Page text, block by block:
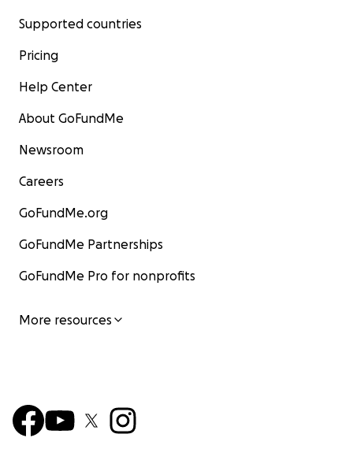
Supported countries
Pricing
Help Center
About GoFundMe
Newsroom
Careers
GoFundMe.org
GoFundMe Partnerships
GoFundMe Pro for nonprofits
More resources